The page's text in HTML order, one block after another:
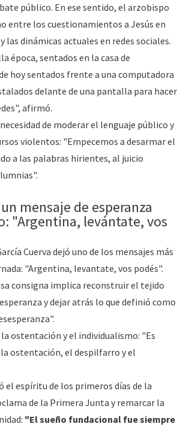
público. En ese sentido, el arzobispo
entre los cuestionamientos a Jesús en
las dinámicas actuales en redes sociales.
época, sentados en la casa de
hoy sentados frente a una computadora
delante de una pantalla para hacer
afirmó.
de moderar el lenguaje público y
violentos: "Empecemos a desarmar el
a las palabras hirientes, al juicio
mensaje de esperanza
"Argentina, levántate, vos
Cuerva dejó uno de los mensajes más
"Argentina, levantate, vos podés".
consigna implica reconstruir el tejido
y dejar atrás lo que definió como
ostentación y el individualismo: "Es
ostentación, el despilfarro y el
espíritu de los primeros días de la
de la Primera Junta y remarcar la
"El sueño fundacional fue siempre